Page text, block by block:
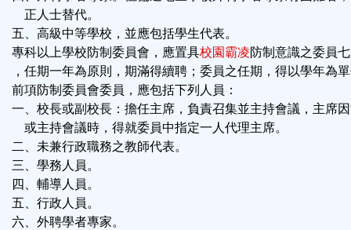
正人士替代。
五、高級中等學校，並應包括學生代表。
專科以上學校防制委員會，應置具校園霸凌防制意識之委員
，任期一年為原則，期滿得續聘；委員之任期，得以學年為
前項防制委員會委員，應包括下列人員：
一、校長或副校長：擔任主席，負責召集並主持會議，主席
或主持會議時，得就委員中指定一人代理主席。
二、未兼行政職務之教師代表。
三、學務人員。
四、輔導人員。
五、行政人員。
六、外聘學者專家。